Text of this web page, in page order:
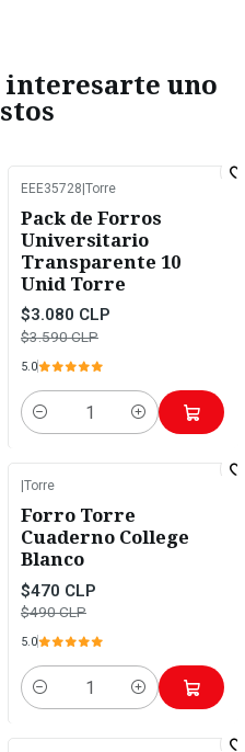
uno
EEE35728 Torre
Pack de Forros
Universitario
Transparente 10
Unid Torre
$3.080 CLP
$3.590 CLP
5.0
Cantidad
Torre
Forro Torre
Cuaderno College
Blanco
$470 CLP
$490 CLP
5.0
Cantidad